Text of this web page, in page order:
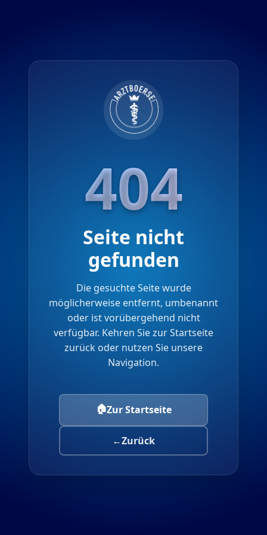
⚕
404
Seite nicht
gefunden
Die gesuchte Seite wurde
möglicherweise entfernt, umbenannt
oder ist vorübergehend nicht
verfügbar. Kehren Sie zur Startseite
zurück oder nutzen Sie unsere
Navigation.
🏠Zur Startseite
←Zurück